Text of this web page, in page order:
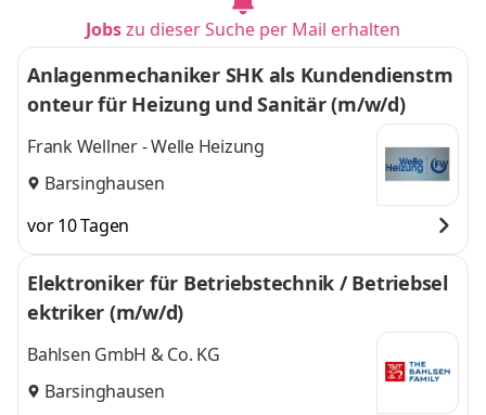
Jobszu dieser Suche per Mail erhalten
Anlagenmechaniker SHK als Kundendienstm
onteur für Heizung und Sanitär (m/w/d)
Frank Wellner - Welle Heizung
Barsinghausen
vor 10 Tagen
Elektroniker für Betriebstechnik / Betriebsel
ektriker (m/w/d)
Bahlsen GmbH & Co. KG
Barsinghausen